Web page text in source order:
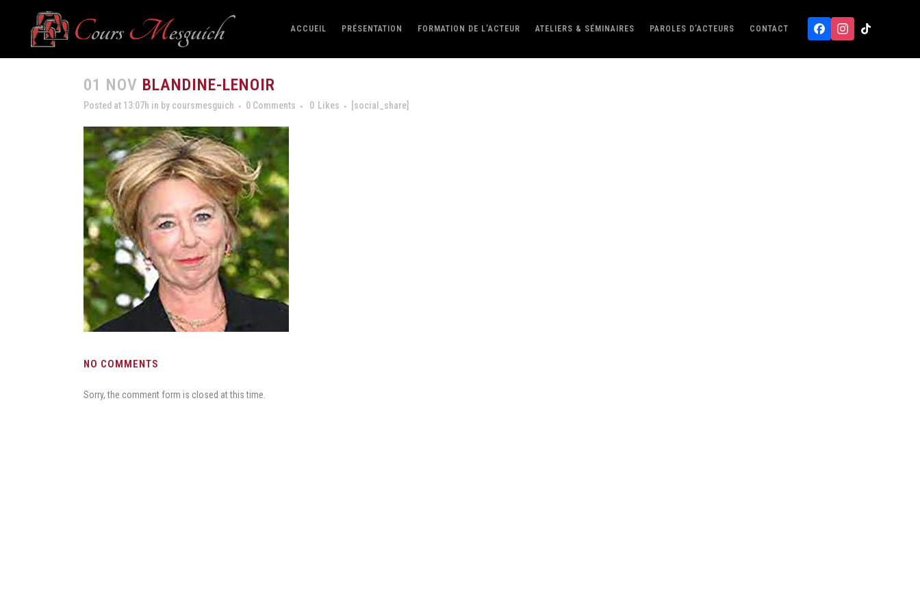
FacebookInstagram
Tiktok
ACCUEIL PRÉSENTATION FORMATION DE L’ACTEUR ATELIERS & SÉMINAIRES PAROLES D’ACTEURS CONTACT
01 NOV BLANDINE-LENOIR
Posted at 13:07h in by coursmesguich 0 Comments 0 Likes [social_share]
NO COMMENTS
Sorry, the comment form is closed at this time.